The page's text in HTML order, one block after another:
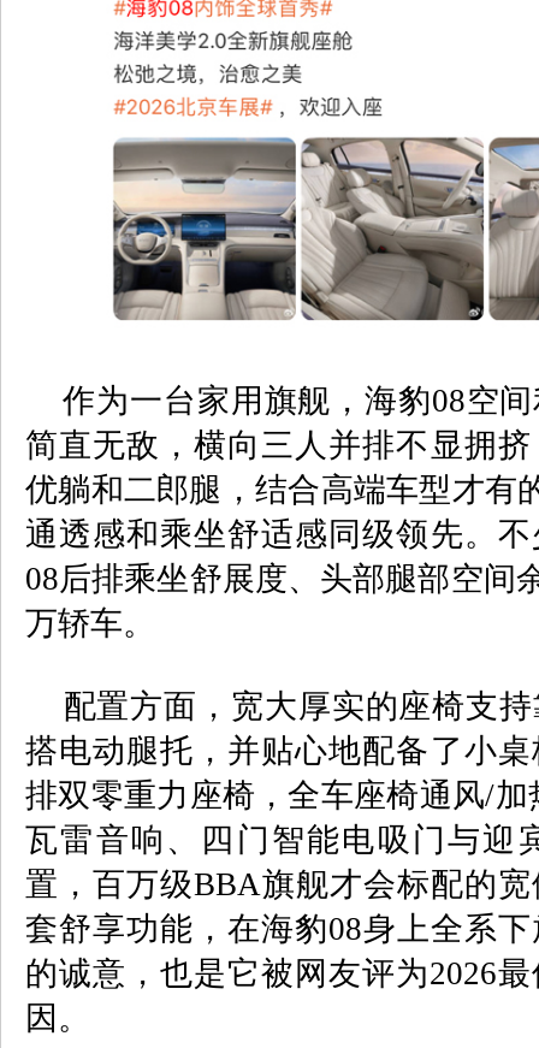
作为一台家用旗舰，海豹08空
简直无敌，横向三人并排不显拥
优躺和二郎腿，结合高端车型才有
通透感和乘坐舒适感同级领先。
08后排乘坐舒展度、头部腿部空间
万轿车。
配置方面，宽大厚实的座椅支持
搭电动腿托，并贴心地配备了小
排双零重力座椅，全车座椅通风/加
瓦雷音响、四门智能电吸门与迎
置，百万级BBA旗舰才会标配的
套舒享功能，在海豹08身上全系
的诚意，也是它被网友评为2026最
因。